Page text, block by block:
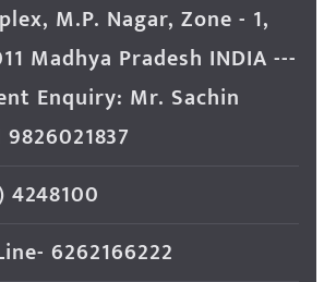
M.P. Nagar, Zone - 1,
Madhya Pradesh INDIA ---
Enquiry: Mr. Sachin
4248100
6262166222